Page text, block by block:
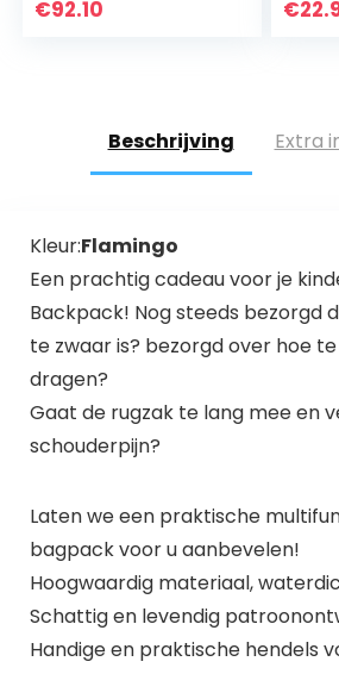
€92.10 €
Beschrijving Extra
Kleur:Flamingo
Een prachtig cadeau voor je
Backpack! Nog steeds bezorgd
te zwaar is? bezorgd over hoe
dragen?
Gaat de rugzak te lang mee en
schouderpijn?
Laten we een praktische
bagpack voor u aanbevelen!
Hoogwaardig materiaal,
Schattig en levendig
Handige en praktische hendels